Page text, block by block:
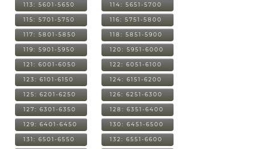
113: 5601-5650 114: 5651-5700
115: 5701-5750 116: 5751-5800
117: 5801-5850 118: 5851-5900
119: 5901-5950 120: 5951-6000
121: 6001-6050 122: 6051-6100
123: 6101-6150 124: 6151-6200
125: 6201-6250 126: 6251-6300
127: 6301-6350 128: 6351-6400
129: 6401-6450 130: 6451-6500
131: 6501-6550 132: 6551-6600